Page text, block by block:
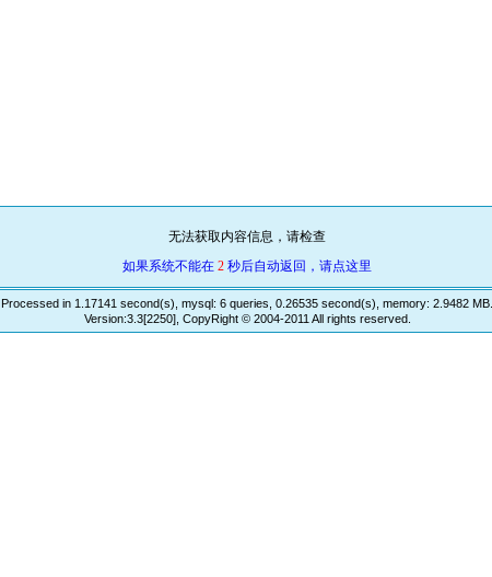
无法获取内容信息，请检查
如果系统不能在 2 秒后自动返回，请点这里
Processed in 1.17141 second(s), mysql: 6 queries, 0.26535 second(s), memory: 2.9482 MB.
Version:3.3[2250], CopyRight © 2004-2011 All rights reserved.